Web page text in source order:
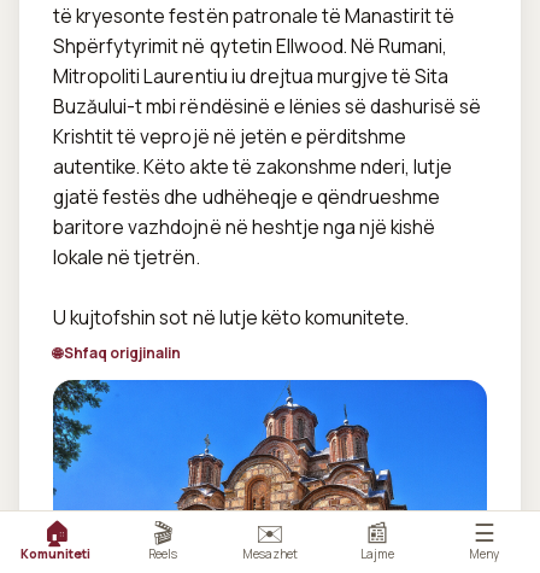
të kryesonte festën patronale të Manastirit të
Shpërfytyrimit në qytetin Ellwood. Në Rumani,
Mitropoliti Laurentiu iu drejtua murgjve të Sita
Buzăului-t mbi rëndësinë e lënies së dashurisë së
Krishtit të veprojë në jetën e përditshme
autentike. Këto akte të zakonshme nderi, lutje
gjatë festës dhe udhëheqje e qëndrueshme
baritore vazhdojnë në heshtje nga një kishë
lokale në tjetrën.
U kujtofshin sot në lutje këto komunitete.
🌐 Shfaq origjinalin
🏠
Komuniteti
🎬
Reels
✉️
Mesazhet
📰
Lajme
☰
Meny